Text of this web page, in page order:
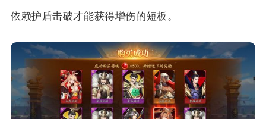
依赖护盾击破才能获得增伤的短板。